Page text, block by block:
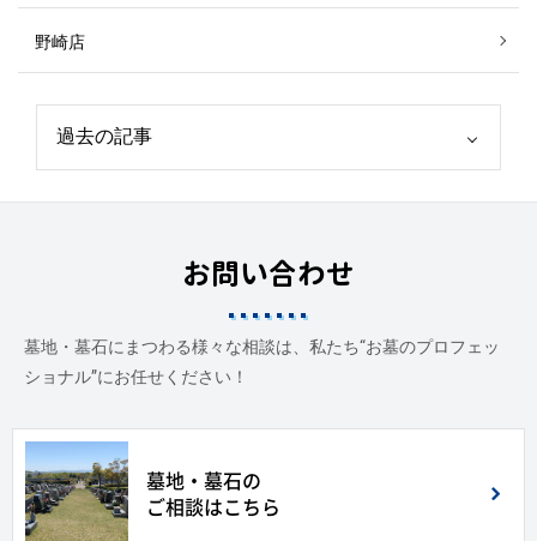
野崎店
お問い合わせ
墓地・墓石にまつわる様々な相談は、私たち“お墓のプロフェッ
ショナル”にお任せください！
墓地・墓石の
ご相談はこちら